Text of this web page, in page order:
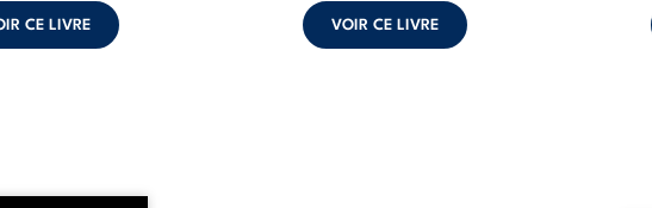
CE LIVRE VOIR CE LIVRE